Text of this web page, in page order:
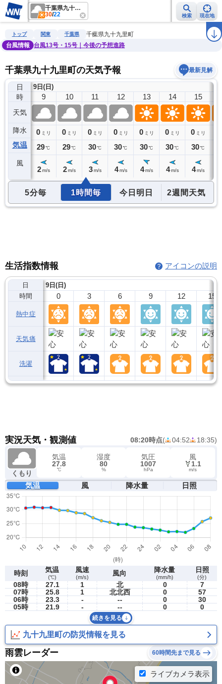
千葉県九十九里町
30/22 検索 現在地
雨雲レーダー 台風情報 地震情報 警報・注意報 ラ
トップ 関東 千葉県
千葉県九十九里町
台風情報
台風13号・15号｜今後の予想進路
千葉県九十九里町の天気予報 最新見解
日
時
天気
降水
気温
風
9日(日)
8
0ミリ
28℃
9
0 ミリ
29℃
2 m/s
10
0 ミリ
29℃
2 m/s
11
0 ミリ
30℃
3 m/s
12
0 ミリ
30℃
4 m/s
13
0 ミリ
30℃
4 m/s
14
0 ミリ
30℃
4 m/s
15
0 ミリ
30℃
4 m/s
5分毎 1時間毎 今日明日 2週間天気
生活指数情報 アイコンの説明
日
時間
熱中症
天気痛
洗濯
9日(日)
0 3 6 9 12 15
実況天気・観測値 08:20時点( 04:52 18:35)
くもり
気温
27.8
℃
湿度
80
%
気圧
1007
hPa
風
1.1
m/s
気温 風 降水量 日照
時刻 気温
(℃)
風速
(m/s) 風向 降水量
(mm/h)
日照
(分)
08時 27.1 1 北 0
7
07時
25.8 1 北北西 0
57
06時
23.3 - -- 0
30
05時
21.9 - -- 0 0
続きを見る
九十九里町の防災情報を見る
雨雲レーダー 60時間先まで見る